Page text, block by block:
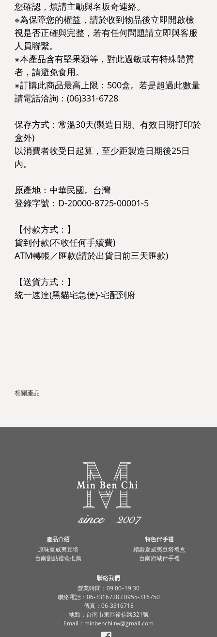
您確認，煩請主動與名坂奇連絡。
※為保障您的權益，請於收到物品後立即開啟檢
視是否正確與完整，若有任何問題請立即與客服
人員聯繫。
※本產品含有堅果類等，對此過敏或有特殊體質
者，請避免食用。
※訂購此商品最高上限：500盒。若是超過此數量
請電話洽詢：(06)331-6728
保存方式：常溫30天(製造日期、有效日期打印於
盒外)
以消費者收受日起算，至少距製造日期後25日
內。
原產地：中華民國。台灣
登錄字號：D-20000-8725-00001-5
【付款方式：】
貨到付款(不收任何手續費)
ATM轉帳／匯款(請於出貨日前三天匯款)
【送貨方式：】
統一速達(黑貓宅急便)-宅配到府
相關產品
產品介紹
原味夏威夷豆塔
台南甜點禮盒推薦
特色伴手禮
精緻夏威夷豆塔禮盒
台南府城伴手禮
聯絡我們
營業時間：09:00–19:30
聯絡電話：06-3316728 / 0955-316750
傳真：06-3316718
地點：台南市東區裕信路321號
Email：minbenchi.tw@gmail.com